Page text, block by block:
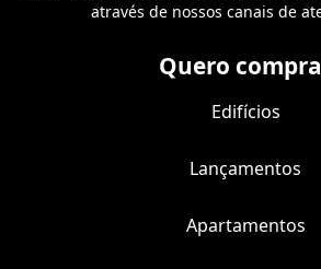
através de nossos canais de
Quero
Edifícios
Lançamentos
Apartamentos